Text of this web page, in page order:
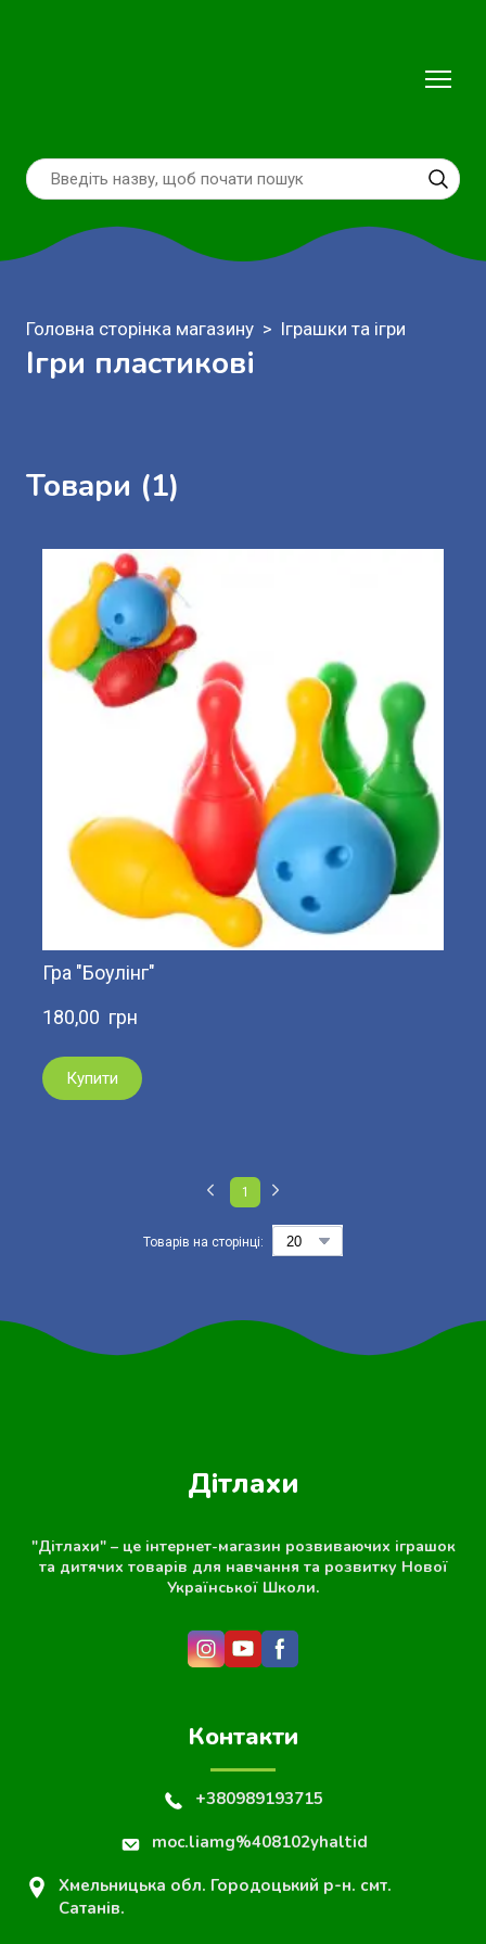
Головна сторінка магазину Іграшки та ігри
Ігри пластикові
Товари (1)
Гра "Боулінг"
180,00  грн
Купити
Товарів на сторінці:
1
Дітлахи
"Дітлахи" – це інтернет-магазин розвиваючих іграшок
та дитячих товарів для навчання та розвитку Нової
Української Школи.
Контакти
+380989193715
moc.liamg%408102yhaltid
Хмельницька обл. Городоцький р-н. смт.
Сатанів.